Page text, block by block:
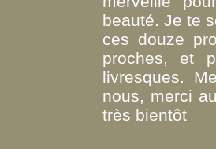
beauté. Je te
ces douze
proches, et
livresques.
nous, merci
très bientôt